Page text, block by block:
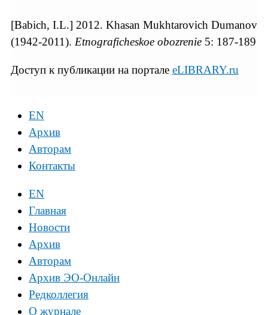
[Babich, I.L.] 2012. Khasan Mukhtarovich Dumanov
(1942-2011). Etnograficheskoe obozrenie 5: 187-189
Доступ к публикации на портале eLIBRARY.ru
EN
Архив
Авторам
Контакты
EN
Главная
Новости
Архив
Авторам
Архив ЭО-Онлайн
Редколлегия
О журнале